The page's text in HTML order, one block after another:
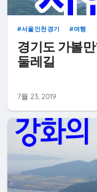
서울인천경기 여행
경기도 가볼
둘레길
7월 23, 2019